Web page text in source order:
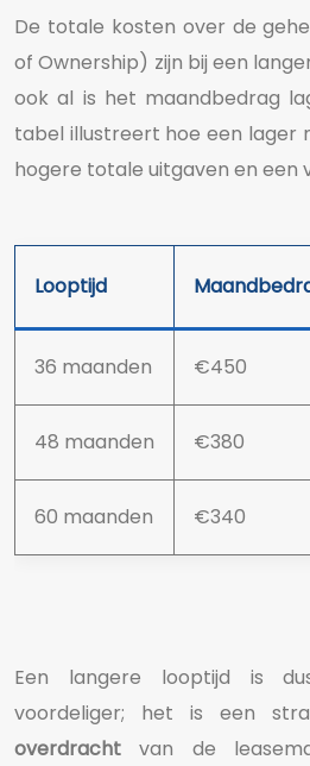
De totale kosten over de
of Ownership) zijn bij een
ook al is het maandbedrag
tabel illustreert hoe een lager
hogere totale uitgaven en een
Looptijd
36 maanden €450
48 maanden €380
60 maanden €340
Een langere looptijd is
voordeliger; het is een
overdracht van de